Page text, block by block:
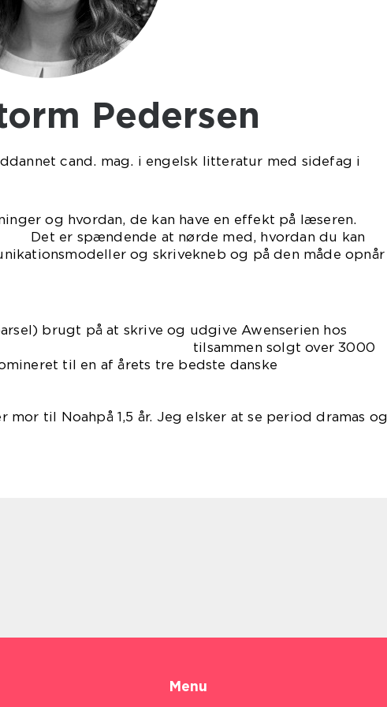
Pedersen
cand. mag. i engelsk litteratur med sidefag i
og hvordan, de kan have en effekt på læseren.
med, hvordan du kan
og skrivekneb og på den måde opnår
brugt på at skrive og udgive Awenserien hos
tilsammen solgt over 3000
til en af årets tre bedste danske
til Noahpå 1,5 år. Jeg elsker at se period dramas og
Menu